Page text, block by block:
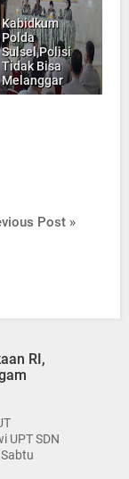
Kabidkum
Polda
Sulsel,Polisi
Tidak Bisa
Melanggar
Post »
RI,
UPT SDN